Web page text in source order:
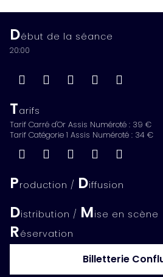
Début de la séance
20:00
Tarifs
Tarif Carré d'Or Assis Numéroté : 39 €
Tarif Catégorie 1 Assis Numéroté : 34 €
Production / Diffusion
Distribution / Mise en scène
Réservation
Billetterie